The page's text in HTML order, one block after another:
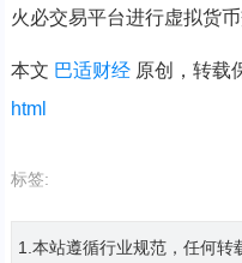
火必交易平台进行虚拟货币
本文 巴适财经原创，转载
html
标签:
1.本站遵循行业规范，任何转